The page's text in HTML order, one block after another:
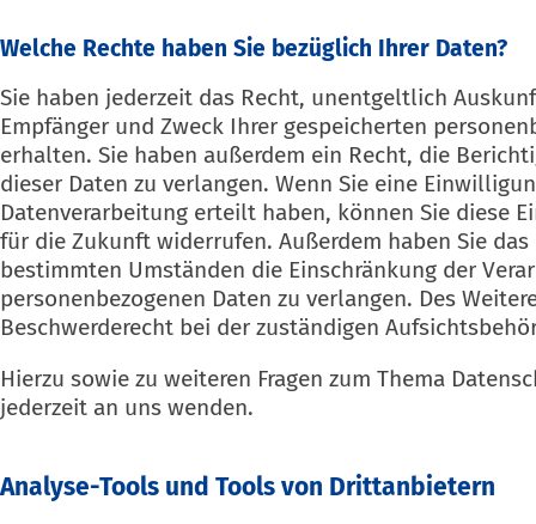
Welche Rechte haben Sie bezüglich Ihrer Daten?
Sie haben jederzeit das Recht, unentgeltlich
Empfänger und Zweck Ihrer gespeicherten
erhalten. Sie haben außerdem ein Recht, die
dieser Daten zu verlangen. Wenn Sie eine
Datenverarbeitung erteilt haben, können Sie diese
für die Zukunft widerrufen. Außerdem haben Sie
bestimmten Umständen die Einschränkung der
personenbezogenen Daten zu verlangen. Des
Beschwerderecht bei der zuständigen
Hierzu sowie zu weiteren Fragen zum Thema
jederzeit an uns wenden.
Analyse-Tools und Tools von Dritt­anbietern